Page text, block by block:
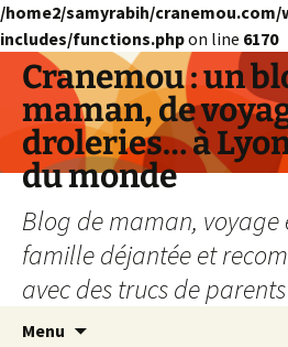
/home2/samyrabih/cranemou.com/
includes/functions.phpon line 6170
Cranemou : un
maman, de
droleries… à
du monde
Blog de maman, voyage
famille déjantée et
avec des trucs de
Menu